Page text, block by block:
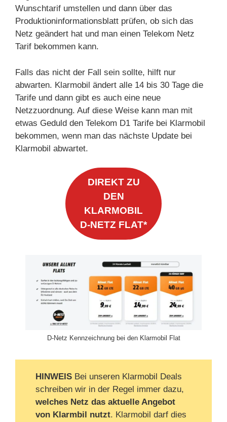
Wunschtarif umstellen und dann über das
Produktioninformationsblatt prüfen, ob sich das
Netz geändert hat und man einen Telekom Netz
Tarif bekommen kann.
Falls das nicht der Fall sein sollte, hilft nur
abwarten. Klarmobil ändert alle 14 bis 30 Tage die
Tarife und dann gibt es auch eine neue
Netzzuordnung. Auf diese Weise kann man mit
etwas Geduld den Telekom D1 Tarife bei Klarmobil
bekommen, wenn man das nächste Update bei
Klarmobil abwartet.
DIREKT ZU
DEN
KLARMOBIL
D-NETZ FLAT*
D-Netz Kennzeichnung bei den Klarmobil Flat
HINWEIS Bei unseren Klarmobil Deals
schreiben wir in der Regel immer dazu,
welches Netz das aktuelle Angebot
von Klarmbil nutzt. Klarmobil darf dies